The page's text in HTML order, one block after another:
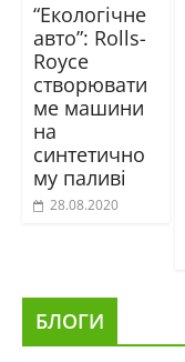
“Екологічне
авто”: Rolls-
Royce
створювати
ме машини
на
синтетично
му паливі
28.08.2020
БЛОГИ